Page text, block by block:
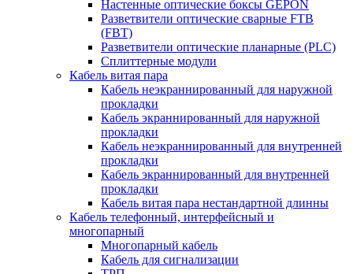
Настенные оптические боксы GEPON
Разветвители оптические сварные FTB
(FBT)
Разветвители оптические планарные (PLC)
Сплиттерные модули
Кабель витая пара
Кабель неэкраннированный для наружной
прокладки
Кабель экраннированный для наружной
прокладки
Кабель неэкраннированный для внутренней
прокладки
Кабель экраннированный для внутренней
прокладки
Кабель витая пара нестандартной длинны
Кабель телефонный, интерфейсный и
многопарный
Многопарный кабель
Кабель для сигнализации